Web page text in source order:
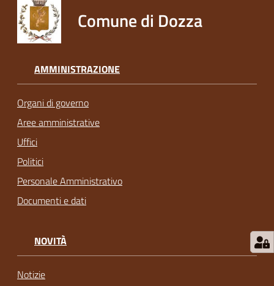
Comune di Dozza
AMMINISTRAZIONE
Organi di governo
Aree amministrative
Uffici
Politici
Personale Amministrativo
Documenti e dati
NOVITÀ
Notizie